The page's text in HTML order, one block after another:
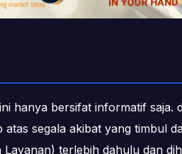
hanya bersifat informatif
segala akibat yang
terlebih dahulu dan